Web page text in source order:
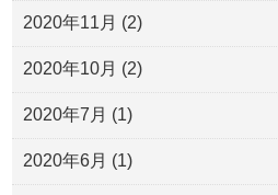
2020年11月 (2)
2020年10月 (2)
2020年7月 (1)
2020年6月 (1)